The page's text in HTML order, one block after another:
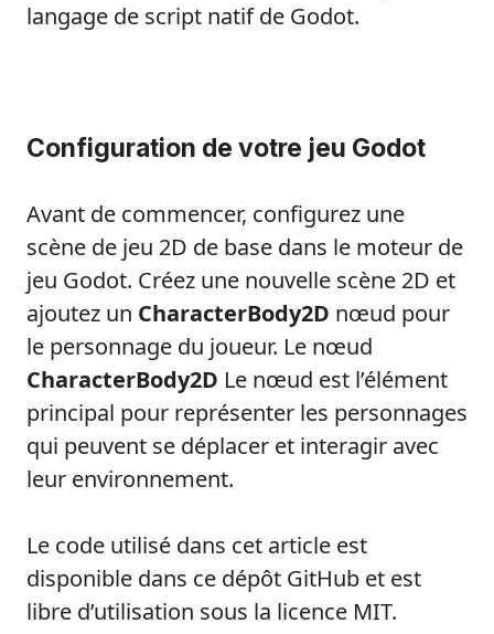
langage de script natif de Godot.
Configuration de votre jeu Godot
Avant de commencer, configurez une
scène de jeu 2D de base dans le moteur de
jeu Godot. Créez une nouvelle scène 2D et
ajoutez un CharacterBody2D nœud pour
le personnage du joueur. Le nœud
CharacterBody2D Le nœud est l’élément
principal pour représenter les personnages
qui peuvent se déplacer et interagir avec
leur environnement.
Le code utilisé dans cet article est
disponible dans ce dépôt GitHub et est
libre d’utilisation sous la licence MIT.